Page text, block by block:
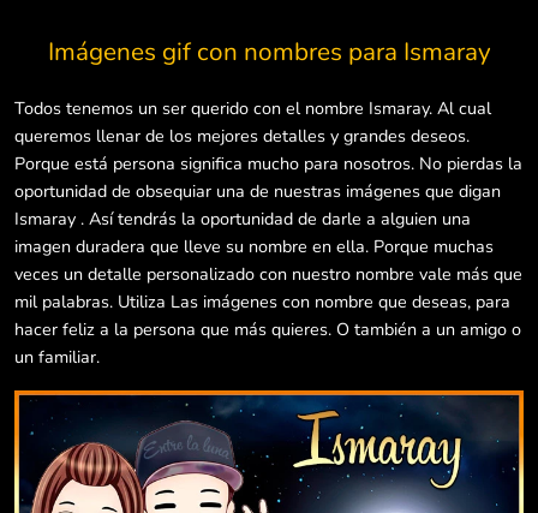
Imágenes gif con nombres para Ismaray
Todos tenemos un ser querido con el nombre Ismaray. Al cual
queremos llenar de los mejores detalles y grandes deseos.
Porque está persona significa mucho para nosotros. No pierdas la
oportunidad de obsequiar una de nuestras imágenes que digan
Ismaray . Así tendrás la oportunidad de darle a alguien una
imagen duradera que lleve su nombre en ella. Porque muchas
veces un detalle personalizado con nuestro nombre vale más que
mil palabras. Utiliza Las imágenes con nombre que deseas, para
hacer feliz a la persona que más quieres. O también a un amigo o
un familiar.